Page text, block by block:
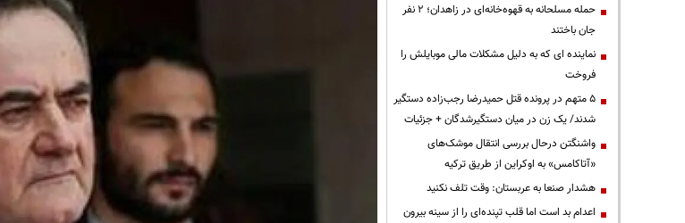
حمله مسلحانه به قهوه‌خانه‌ای در زاهدان؛ ۲ نفر
جان باختند
نماینده ای که به دلیل مشکلات مالی موبایلش را
فروخت
۵ متهم در پرونده قتل حمیدرضا رجب‌زاده دستگیر
شدند/ یک زن در میان دستگیرشدگان + جزئیات
واشنگتن درحال بررسی انتقال موشک‌های
«آتاکامس» به اوکراین از طریق ترکیه
هشدار صنعا به عربستان: وقت تلف نکنید
اعدام بد است اما قلب تپنده‌ای را از سینه بیرون